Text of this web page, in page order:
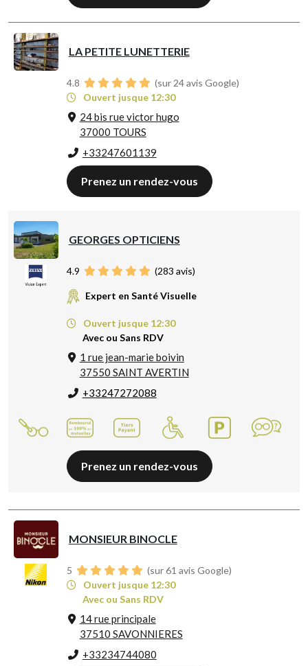
LA PETITE LUNETTERIE
4.8
(sur 24 avis Google)
Ouvert jusque 12:30
24 bis rue victor hugo
37000 TOURS
+33247601139
Prenez un rendez-vous
GEORGES OPTICIENS
4.9 (283 avis)
Expert en Santé Visuelle
Ouvert jusque 12:30
Avec ou Sans RDV
1 rue jean-marie boivin
37550 SAINT AVERTIN
+33247272088
Prenez un rendez-vous
MONSIEUR BINOCLE
5
(sur 61 avis Google)
Ouvert jusque 12:30
Avec ou Sans RDV
14 rue principale
37510 SAVONNIERES
+33234744080